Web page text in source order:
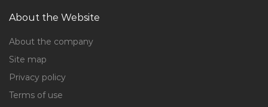
About the Website
About the company
Site map
Privacy policy
Terms of use